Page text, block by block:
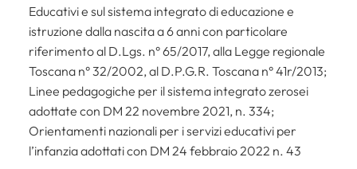
Educativi e sul sistema integrato di educazione e
istruzione dalla nascita a 6 anni con particolare
riferimento al D.Lgs. n° 65/2017, alla Legge regionale
Toscana n° 32/2002, al D.P.G.R. Toscana n° 41r/2013;
Linee pedagogiche per il sistema integrato zerosei
adottate con DM 22 novembre 2021, n. 334;
Orientamenti nazionali per i servizi educativi per
l’infanzia adottati con DM 24 febbraio 2022 n. 43